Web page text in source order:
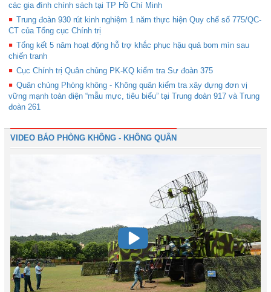
các gia đình chính sách tại TP Hồ Chí Minh
Trung đoàn 930 rút kinh nghiệm 1 năm thực hiện Quy chế số 775/QC-
CT của Tổng cục Chính trị
Tổng kết 5 năm hoạt động hỗ trợ khắc phục hậu quả bom mìn sau
chiến tranh
Cục Chính trị Quân chủng PK-KQ kiểm tra Sư đoàn 375
Quân chủng Phòng không - Không quân kiểm tra xây dựng đơn vị
vững mạnh toàn diện “mẫu mực, tiêu biểu” tại Trung đoàn 917 và Trung
đoàn 261
VIDEO BÁO PHÒNG KHÔNG - KHÔNG QUÂN